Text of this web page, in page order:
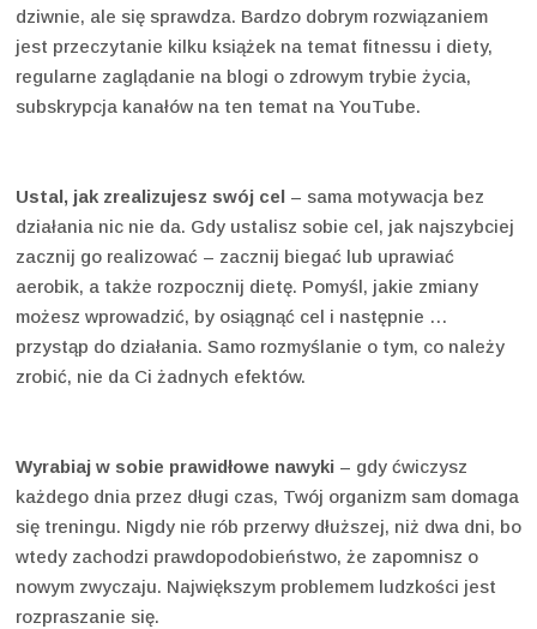
dziwnie, ale się sprawdza. Bardzo dobrym rozwiązaniem
jest przeczytanie kilku książek na temat fitnessu i diety,
regularne zaglądanie na blogi o zdrowym trybie życia,
subskrypcja kanałów na ten temat na YouTube.
Ustal, jak zrealizujesz swój cel – sama motywacja bez
działania nic nie da. Gdy ustalisz sobie cel, jak najszybciej
zacznij go realizować – zacznij biegać lub uprawiać
aerobik, a także rozpocznij dietę. Pomyśl, jakie zmiany
możesz wprowadzić, by osiągnąć cel i następnie …
przystąp do działania. Samo rozmyślanie o tym, co należy
zrobić, nie da Ci żadnych efektów.
Wyrabiaj w sobie prawidłowe nawyki – gdy ćwiczysz
każdego dnia przez długi czas, Twój organizm sam domaga
się treningu. Nigdy nie rób przerwy dłuższej, niż dwa dni, bo
wtedy zachodzi prawdopodobieństwo, że zapomnisz o
nowym zwyczaju. Największym problemem ludzkości jest
rozpraszanie się.